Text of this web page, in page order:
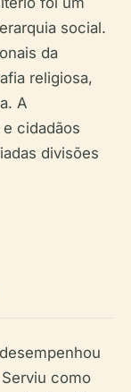
social.
da
religiosa,
A
cidadãos
divisões
como